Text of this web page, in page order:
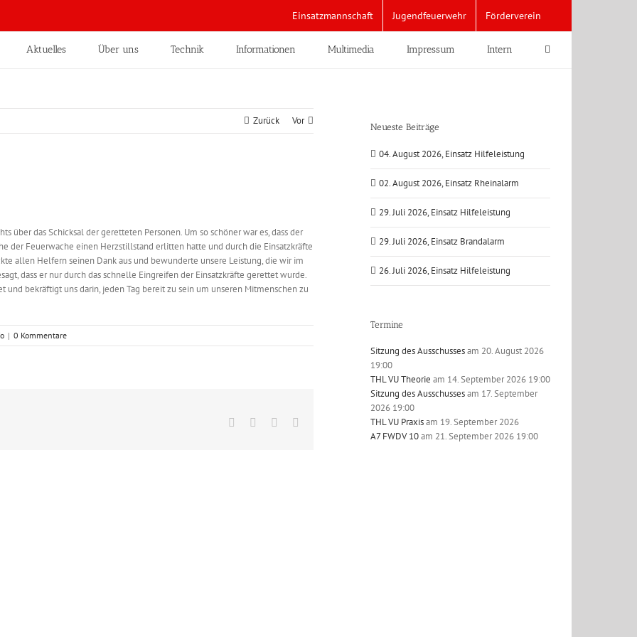
Einsatzmannschaft Jugendfeuerwehr Förderverein
Aktuelles Über uns Technik Informationen Multimedia Impressum Intern
Zurück Vor
über das Schicksal der geretteten Personen. Um so schöner war es, dass der
der Feuerwache einen Herzstillstand erlitten hatte und durch die Einsatzkräfte
allen Helfern seinen Dank aus und bewunderte unsere Leistung, die wir im
dass er nur durch das schnelle Eingreifen der Einsatzkräfte gerettet wurde.
und bekräftigt uns darin, jeden Tag bereit zu sein um unseren Mitmenschen zu
| 0 Kommentare
Facebook
Neueste Beiträge
04. August 2026, Einsatz Hilfeleistung
02. August 2026, Einsatz Rheinalarm
29. Juli 2026, Einsatz Hilfeleistung
29. Juli 2026, Einsatz Brandalarm
26. Juli 2026, Einsatz Hilfeleistung
Termine
Sitzung des Ausschussesam 20. August 2026
19:00
THL VU Theorie am 14. September 2026 19:00
Sitzung des Ausschussesam 17. September
2026 19:00
THL VU Praxisam 19. September 2026
A7 FWDV 10am 21. September 2026 19:00